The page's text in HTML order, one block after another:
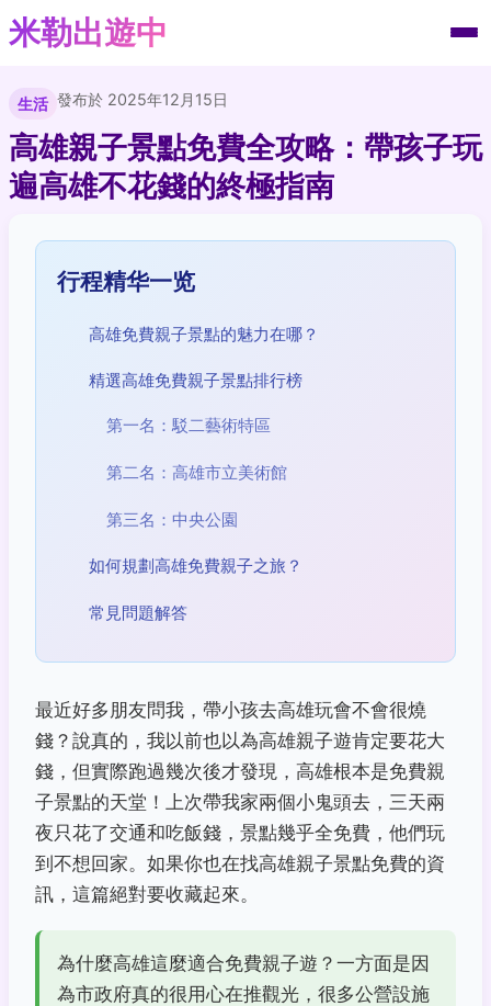
米勒出遊中
生活 發布於 2025年12月15日
高雄親子景點免費全攻略：帶孩子玩
遍高雄不花錢的終極指南
行程精华一览
高雄免費親子景點的魅力在哪？
精選高雄免費親子景點排行榜
第一名：駁二藝術特區
第二名：高雄市立美術館
第三名：中央公園
如何規劃高雄免費親子之旅？
常見問題解答
最近好多朋友問我，帶小孩去高雄玩會不會很燒
錢？說真的，我以前也以為高雄親子遊肯定要花大
錢，但實際跑過幾次後才發現，高雄根本是免費親
子景點的天堂！上次帶我家兩個小鬼頭去，三天兩
夜只花了交通和吃飯錢，景點幾乎全免費，他們玩
到不想回家。如果你也在找高雄親子景點免費的資
訊，這篇絕對要收藏起來。
為什麼高雄這麼適合免費親子遊？一方面是因
為市政府真的很用心在推觀光，很多公營設施